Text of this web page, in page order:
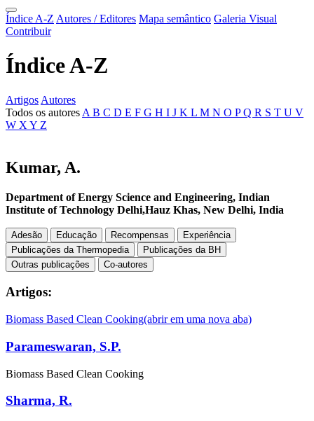
Índice A-Z Autores / Editores Mapa semântico Galeria Visual
Contribuir
Índice A-Z
Artigos Autores
Todos os autores A B C D E F G H I J K L M N O PQ R S T U V
W X Y Z
Kumar, A.
Department of Energy Science and Engineering, Indian
Institute of Technology Delhi,Hauz Khas, New Delhi, India
Adesão Educação Recompensas
Experiência
Publicações da Thermopedia
Publicações da BH
Outras publicações
Co-autores
Artigos:
Biomass Based Clean Cooking(abrir em uma nova aba)
Parameswaran, S.P.
Biomass Based Clean Cooking
Sharma, R.